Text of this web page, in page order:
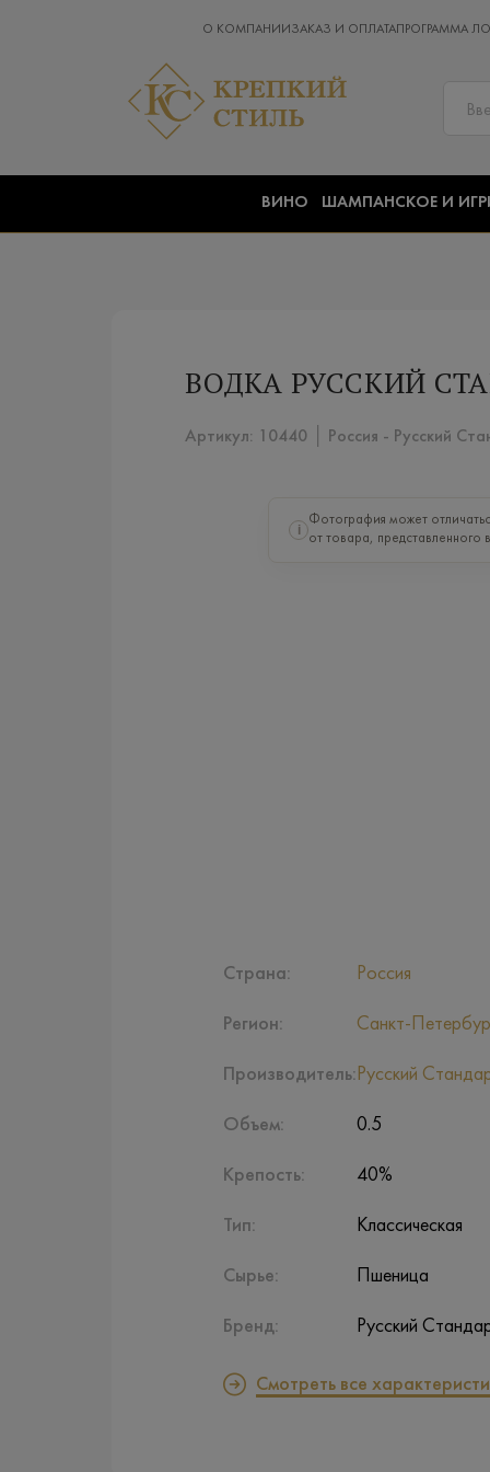
О КОМПАНИИ ЗАКАЗ И ОПЛАТАПРОГРАММА
ВИНО ШАМПАНСКОЕ И
ВОДКА РУССКИЙ
Артикул: 10440 │ Россия - Русский
i
Фотография может
от товара, представленного
Страна:
Регион:
Производитель:
Объем:
Крепость:
Тип:
Сырье:
Бренд:
Россия
Санкт-
Русский
0.5
40%
Классическая
Пшеница
Русский
Смотреть все